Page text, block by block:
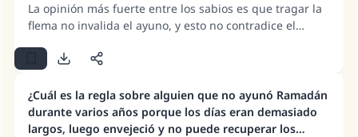
La opinión más fuerte entre los sabios es que tragar la
flema no invalida el ayuno, y esto no contradice el
cosa externa, incluso si no es comida, como una piedra
¿Cuál es la regla sobre alguien que no ayunó Ramadán
durante varios años porque los días eran demasiado
largos, luego envejeció y no puede recuperar los